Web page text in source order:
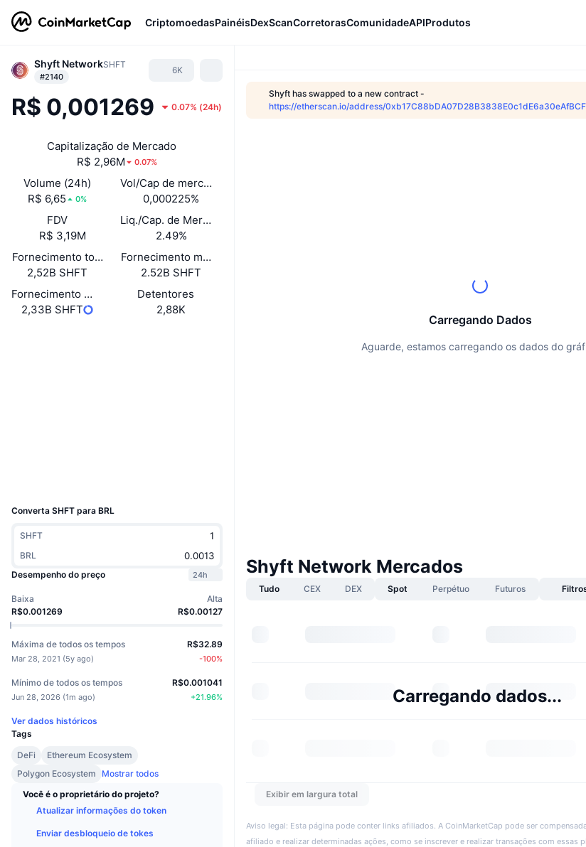
CriptomoedasPainéisDexScanCorretorasComunidadeAPIProdutos
Shyft NetworkSHFT
#2140
6K
R$ 0,001269 0.07% (24h)
Capitalização de Mercado
R$ 2,96M
0.07%
Volume (24h)
R$ 6,65
0%
Vol/Cap de mercado (24h)
0,000225%
FDV
R$ 3,19M
Liq./Cap. de Mercado
2.49%
Fornecimento total
2,52B SHFT
Fornecimento máximo
2.52B SHFT
Fornecimento em circulação
2,33B SHFT
Detentores
2,88K
Converta SHFT para BRL
SHFT
BRL
Desempenho do preço
24h
Baixa
R$0.001269
Alta
R$0.00127
Máxima de todos os tempos
Mar 28, 2021 (5y ago)
R$32.89
-100%
Mínimo de todos os tempos
Jun 28, 2026 (1m ago)
R$0.001041
+21.96%
Ver dados históricos
Tags
DeFi
Ethereum Ecosystem
Polygon Ecosystem
Mostrar todos
Você é o proprietário do projeto?
Atualizar informações do token
Enviar desbloqueio de tokes
Shyft has swapped to a new contract -
https://etherscan.io/address/
Carregando Dados
Aguarde, estamos carregando os dados do
Shyft Network Mercados
Tudo CEX DEX Spot Perpétuo Futuros
Carregando dados...
Exibir em largura total
Aviso legal: Esta página pode conter links afiliados. A CoinMarketCap pode ser
afiliado e realizar determinadas ações, como se inscrever e realizar transações com essas